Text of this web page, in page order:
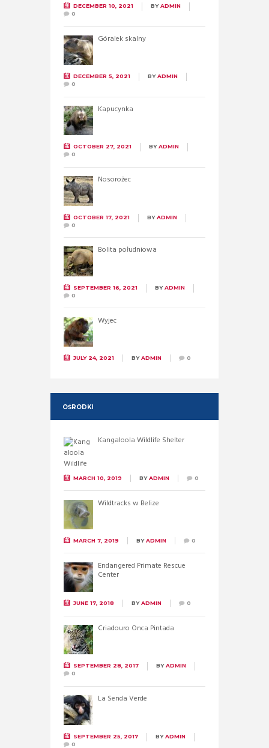
DECEMBER 10, 2021 BYADMIN
0
Góralek skalny
DECEMBER 5, 2021 BYADMIN
0
Kapucynka
OCTOBER 27, 2021 BYADMIN
0
Nosorożec
OCTOBER 17, 2021 BYADMIN
0
Bolita południowa
SEPTEMBER 16, 2021 BYADMIN
0
Wyjec
JULY 24, 2021 BYADMIN 0
OŚRODKI
Kangaloola Wildlife Shelter
MARCH 10, 2019 BYADMIN 0
Wildtracks w Belize
MARCH 7, 2019 BYADMIN 0
Endangered Primate Rescue
Center
JUNE 17, 2018 BYADMIN 0
Criadouro Onca Pintada
SEPTEMBER 28, 2017 BYADMIN
0
La Senda Verde
SEPTEMBER 25, 2017 BYADMIN
0